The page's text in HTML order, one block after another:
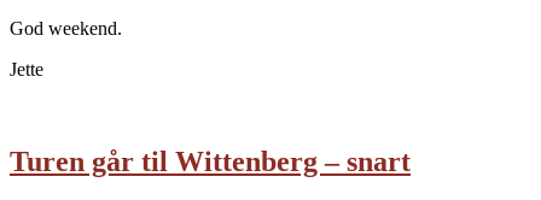
God weekend.
Jette
Turen går til Wittenberg – snart